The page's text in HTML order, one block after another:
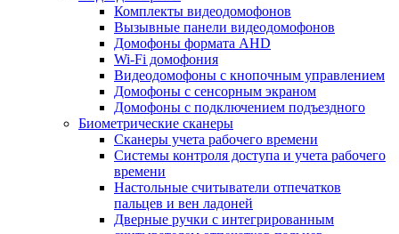
Комплекты видеодомофонов
Вызывные панели видеодомофонов
Домофоны формата AHD
Wi-Fi домофония
Видеодомофоны с кнопочным управлением
Домофоны с сенсорным экраном
Домофоны с подключением подъездного
Биометрические сканеры
Сканеры учета рабочего времени
Системы контроля доступа и учета рабочего
времени
Настольные считыватели отпечатков
пальцев и вен ладоней
Дверные ручки с интегрированным